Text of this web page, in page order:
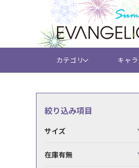
カテゴリ キャ
絞り込み項目
サイズ
在庫有無